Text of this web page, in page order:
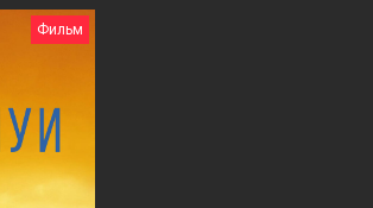
Фильм